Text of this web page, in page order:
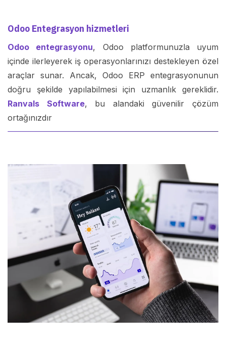
Odoo Entegrasyon hizmetleri
Odoo entegrasyonu, Odoo platformunuzla uyum
içinde ilerleyerek iş operasyonlarınızı destekleyen özel
araçlar sunar. Ancak, Odoo ERP entegrasyonunun
doğru şekilde yapılabilmesi için uzmanlık gereklidir.
Ranvals Software, bu alandaki güvenilir çözüm
ortağınızdır